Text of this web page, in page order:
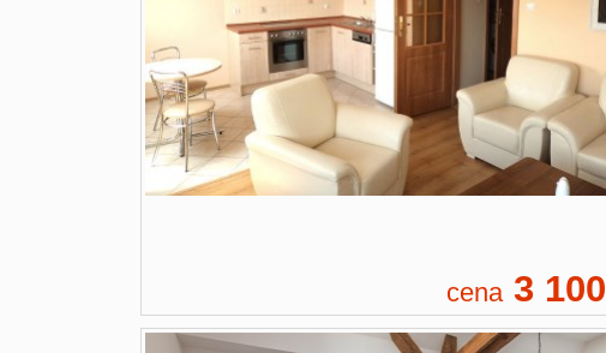
cena3 100